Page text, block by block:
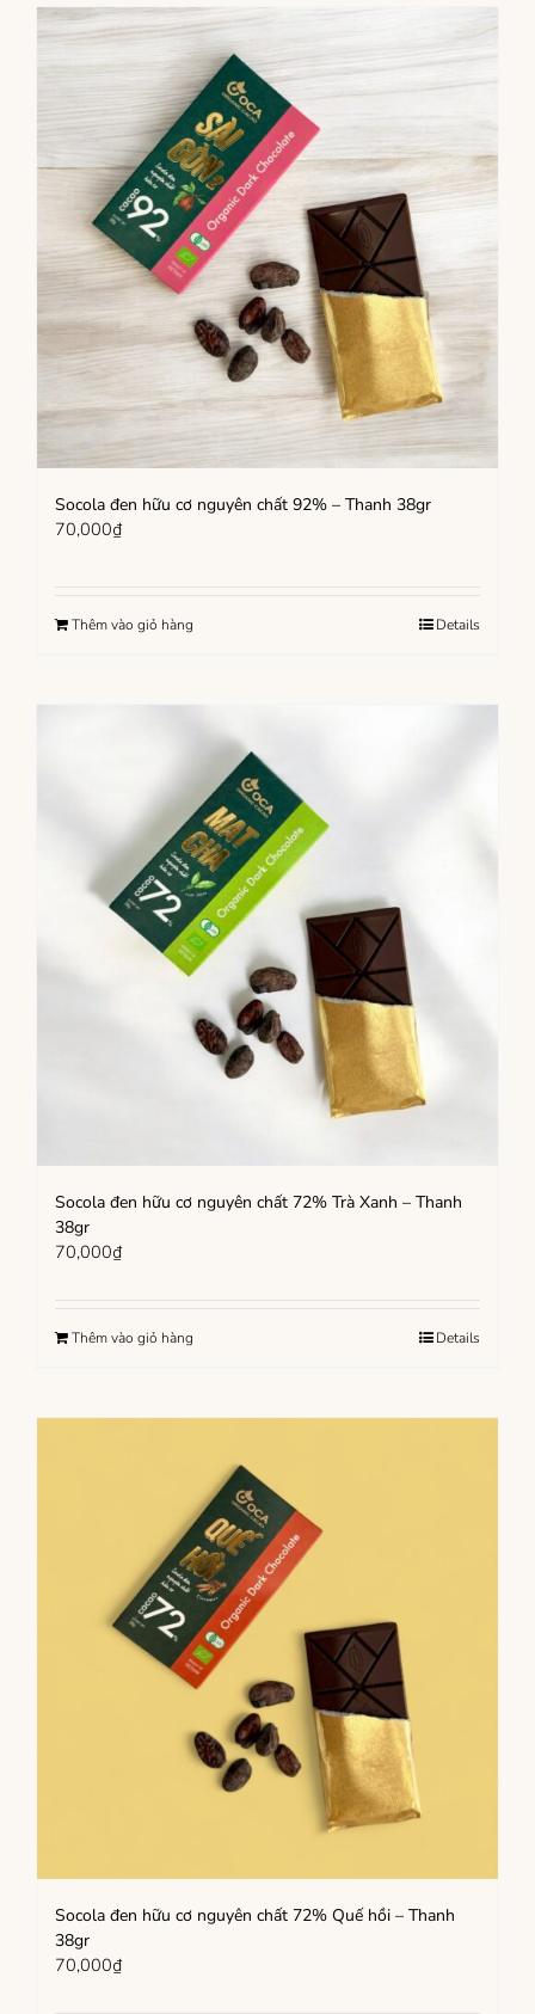
Socola đen hữu cơ nguyên chất 92% – Thanh 38gr
70,000₫
Thêm vào giỏ hàng Details
Socola đen hữu cơ nguyên chất 72% Trà Xanh – Thanh
38gr
70,000₫
Thêm vào giỏ hàng Details
Socola đen hữu cơ nguyên chất 72% Quế hồi – Thanh
38gr
70,000₫